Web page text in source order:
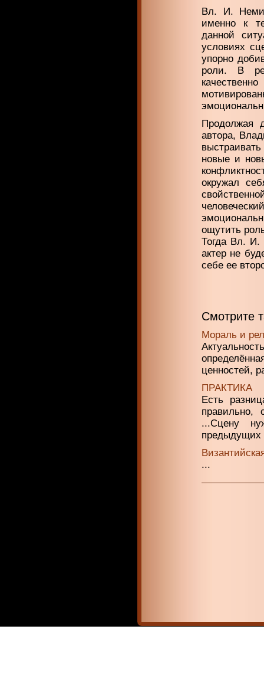
Вл. И.
именно к
данной
условиях
упорно
роли. В
Продолжая
автора,
новые и
окружал
ощутить
Тогда Вл. И.
актер не
себе ее
Смотрите
Мораль и
ценностей,
ПРАКТИКА
Есть
...Сцену
предыдущих
...